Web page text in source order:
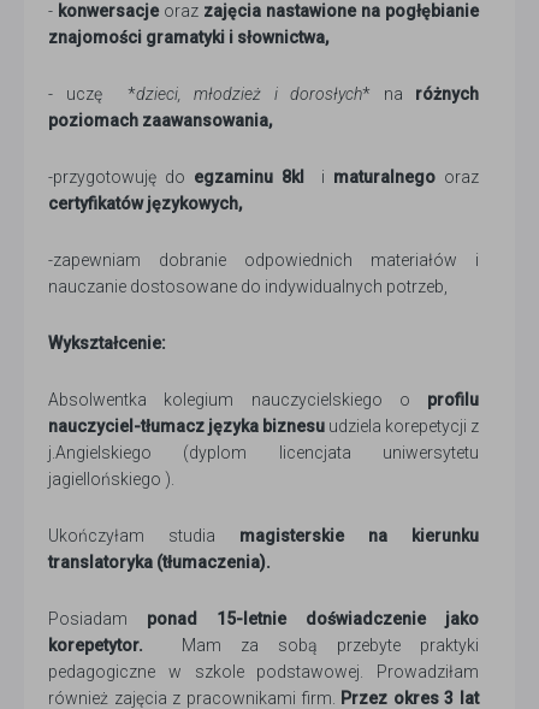
- konwersacjeoraz zajęcia nastawione na pogłębianie
znajomości gramatyki i słownictwa,
- uczę *dzieci, młodzież i dorosłych* na różnych
poziomach zaawansowania,
-przygotowuję do egzaminu 8kl i maturalnego oraz
certyfikatów językowych,
-zapewniam dobranie odpowiednich materiałów i
nauczanie dostosowane do indywidualnych potrzeb,
Wykształcenie:
Absolwentka kolegium nauczycielskiego o profilu
nauczyciel-tłumacz języka biznesu udziela korepetycji z
j.Angielskiego (dyplom licencjata uniwersytetu
jagiellońskiego ).
Ukończyłam studia magisterskie na kierunku
translatoryka (tłumaczenia).
Posiadam ponad
15-letnie doświadczenie jako
korepetytor. Mam za sobą przebyte praktyki
pedagogiczne w szkole podstawowej. Prowadziłam
również zajęcia z pracownikami firm.
Przez okres 3 lat